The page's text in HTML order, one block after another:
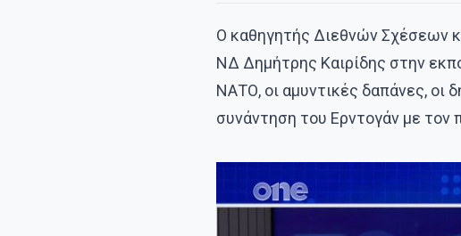
Ο καθηγητής Διεθνών Σχέσεων
ΝΔ Δημήτρης Καιρίδης στην
ΝΑΤΟ, οι αμυντικές δαπάνες, οι
συνάντηση του Ερντογάν με